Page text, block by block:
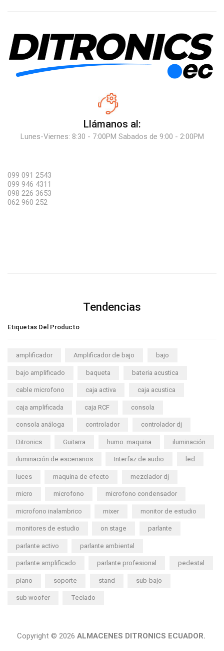
Llámanos al:
Lunes-Viernes: 8:30 - 7:00PM Sabados de 9:00 - 2:00PM
099 091 2543
099 946 4311
098 226 3653
062 960 252
Tendencias
Etiquetas Del Producto
amplificador Amplificador de bajo bajo
bajo amplificado baqueta bateria acustica
cable microfono caja activa caja acustica
caja amplificada caja RCF consola
consola análoga controlador controlador dj
Ditronics Guitarra humo. maquina iluminación
iluminación de escenarios Interfaz de audio led
luces maquina de efecto mezclador dj
micro microfono microfono condensador
microfono inalambrico mixer monitor de estudio
monitores de estudio on stage parlante
parlante activo parlante ambiental
parlante amplificado parlante profesional pedestal
piano soporte stand sub-bajo
sub woofer Teclado
Copyright © 2026 ALMACENES DITRONICS ECUADOR.